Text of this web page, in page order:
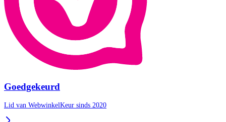
Goedgekeurd
Lid van WebwinkelKeur sinds 2020